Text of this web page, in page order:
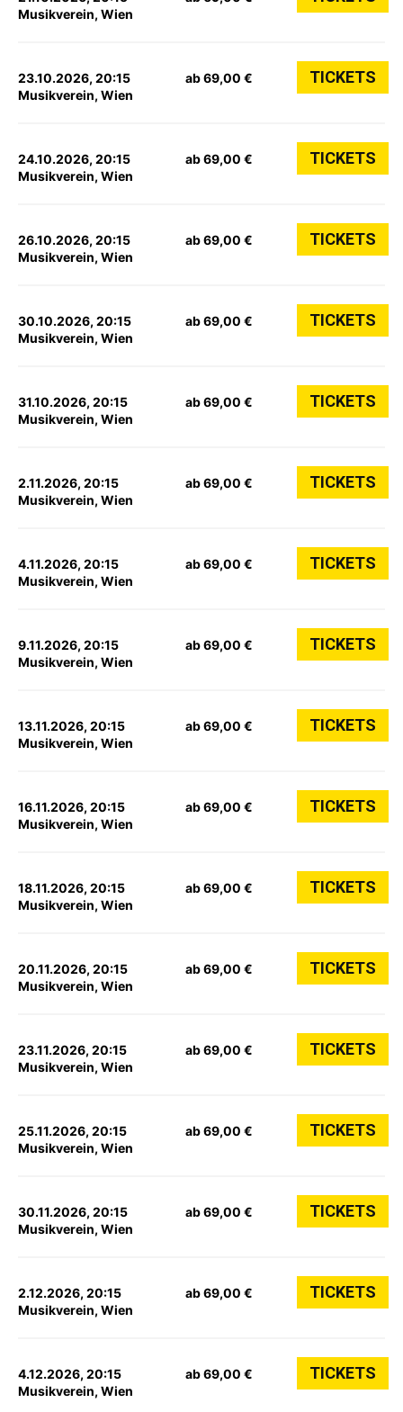
Musikverein, Wien
23.10.2026, 20:15
Musikverein, Wien
ab 69,00 € TICKETS
24.10.2026, 20:15
Musikverein, Wien
ab 69,00 € TICKETS
26.10.2026, 20:15
Musikverein, Wien
ab 69,00 € TICKETS
30.10.2026, 20:15
Musikverein, Wien
ab 69,00 € TICKETS
31.10.2026, 20:15
Musikverein, Wien
ab 69,00 € TICKETS
2.11.2026, 20:15
Musikverein, Wien
ab 69,00 € TICKETS
4.11.2026, 20:15
Musikverein, Wien
ab 69,00 € TICKETS
9.11.2026, 20:15
Musikverein, Wien
ab 69,00 € TICKETS
13.11.2026, 20:15
Musikverein, Wien
ab 69,00 € TICKETS
16.11.2026, 20:15
Musikverein, Wien
ab 69,00 € TICKETS
18.11.2026, 20:15
Musikverein, Wien
ab 69,00 € TICKETS
20.11.2026, 20:15
Musikverein, Wien
ab 69,00 € TICKETS
23.11.2026, 20:15
Musikverein, Wien
ab 69,00 € TICKETS
25.11.2026, 20:15
Musikverein, Wien
ab 69,00 € TICKETS
30.11.2026, 20:15
Musikverein, Wien
ab 69,00 € TICKETS
2.12.2026, 20:15
Musikverein, Wien
ab 69,00 € TICKETS
4.12.2026, 20:15
Musikverein, Wien
ab 69,00 € TICKETS